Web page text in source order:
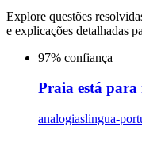
Explore questões
e explicações detalhadas
97% confiança
Praia está para
analogiaslingua-